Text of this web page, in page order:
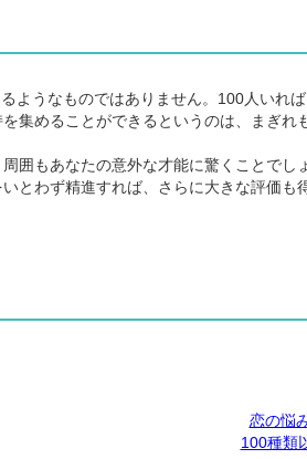
うなものではありません。100人いれ
集めることができるというのは、まぎれ
囲もあなたの意外な才能に驚くことでし
とわず精進すれば、さらに大きな評価も
恋の悩
100種類